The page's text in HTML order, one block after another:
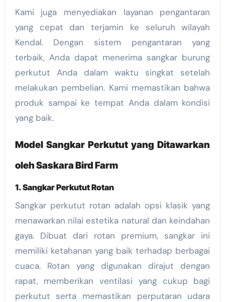
Kami juga menyediakan layanan pengantaran
yang cepat dan terjamin ke seluruh wilayah
Kendal. Dengan sistem pengantaran yang
terbaik, Anda dapat menerima sangkar burung
perkutut Anda dalam waktu singkat setelah
melakukan pembelian. Kami memastikan bahwa
produk sampai ke tempat Anda dalam kondisi
yang baik.
Model Sangkar Perkutut yang Ditawarkan
oleh Saskara Bird Farm
1. Sangkar Perkutut Rotan
Sangkar perkutut rotan adalah opsi klasik yang
menawarkan nilai estetika natural dan keindahan
gaya. Dibuat dari rotan premium, sangkar ini
memiliki ketahanan yang baik terhadap berbagai
cuaca. Rotan yang digunakan dirajut dengan
rapat, memberikan ventilasi yang cukup bagi
perkutut serta memastikan perputaran udara